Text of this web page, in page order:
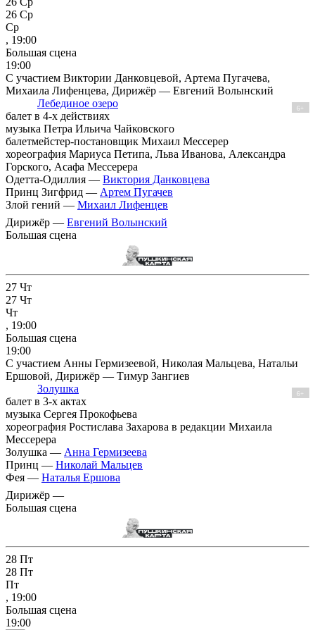
26 Ср
Ср
, 19:00
Большая сцена
19:00
С участием Виктории Данковцевой, Артема Пугачева,
Михаила Лифенцева, Дирижёр — Евгений Волынский
Лебединое озеро
6+
балет в 4-х действиях
музыка Петра Ильича Чайковского
балетмейстер-постановщик Михаил Мессерер
хореография Мариуса Петипа, Льва Иванова, Александра
Горского, Асафа Мессерера
Одетта-Одиллия — Виктория Данковцева
Принц Зигфрид — Артем Пугачев
Злой гений — Михаил Лифенцев
Дирижёр — Евгений Волынский
Большая сцена
27 Чт
27 Чт
Чт
, 19:00
Большая сцена
19:00
С участием Анны Гермизеевой, Николая Мальцева, Натальи
Ершовой, Дирижёр — Тимур Зангиев
Золушка
6+
балет в 3-х актах
музыка Сергея Прокофьева
хореография Ростислава Захарова в редакции Михаила
Мессерера
Золушка — Анна Гермизеева
Принц — Николай Мальцев
Фея — Наталья Ершова
Дирижёр —
Большая сцена
28 Пт
28 Пт
Пт
, 19:00
Большая сцена
19:00